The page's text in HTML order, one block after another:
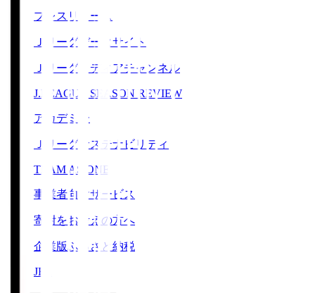
プレスリリース
Ｊリーグデータサイト
Ｊリーグメディアチャンネル
J.LEAGUE SEASON REVIEW
アカデミー
Ｊリーグサステナビリティ
TEAM AS ONE
事業者向けサービス
寄附をお考えの方へ
企業版ふるさと納税
JFA